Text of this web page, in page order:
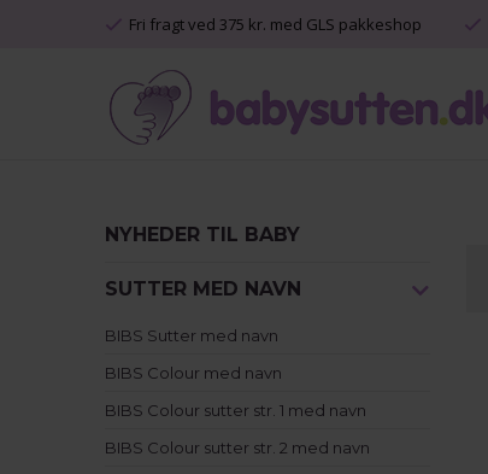
Fri fragt ved 375 kr. med GLS pakkeshop
NYHEDER TIL BABY
SUTTER MED NAVN
BIBS Sutter med navn
BIBS Colour med navn
BIBS Colour sutter str. 1 med navn
BIBS Colour sutter str. 2 med navn